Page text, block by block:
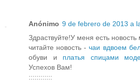
Anónimo 9 de febrero de 2013 a
Здраствуйте!У меня есть
читайте новость -чаи вдвоем
обуви и платья спицами
Успехов Вам!
::::::::::::